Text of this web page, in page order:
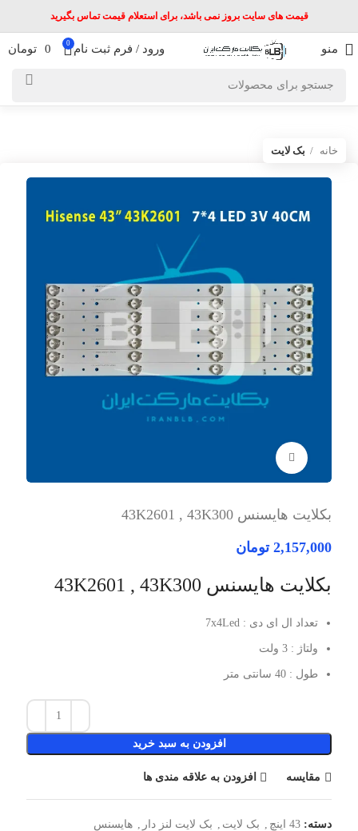
قیمت های سایت بروز نمی باشد، برای استعلام قیمت تماس بگیرید
منو ورود / فرم ثبت نام 0
0 تومان
خانه بک لایت
بکلایت هایسنس 43K2601 , 43K300
2,157,000 تومان
بکلایت هایسنس 43K2601 , 43K300
تعداد ال ای دی : 7x4Led
ولتاژ : 3 ولت
طول : 40 سانتی متر
افزودن به سبد خرید
مقایسه افزودن به علاقه مندی ها
دسته: 43 اینچ , بک لایت , بک لایت لنز دار , هایسنس